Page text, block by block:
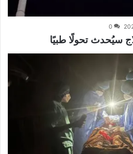
0
سيُحدث تحولًا طبيًا